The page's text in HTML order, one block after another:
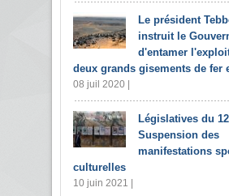
Le président
instruit le
d'entamer
deux grands gisements de fer
08 juil 2020 |
Législatives du
Suspension des
manifestations
culturelles
10 juin 2021 |